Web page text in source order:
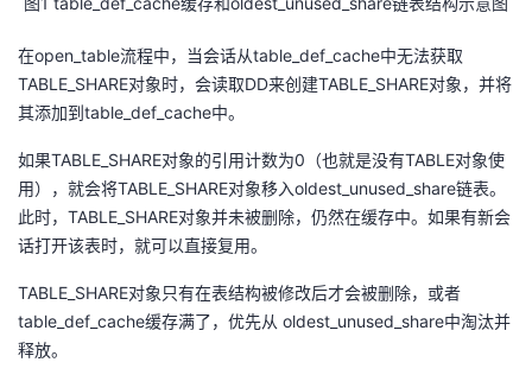
在open_table流程中，当会话从table_def_cache中无法获取
TABLE_SHARE对象时，会读取DD来创建TABLE_SHARE对象，并将
其添加到table_def_cache中。
如果TABLE_SHARE对象的引用计数为0（也就是没有TABLE对象使
用），就会将TABLE_SHARE对象移入oldest_unused_share链表。
此时，TABLE_SHARE对象并未被删除，仍然在缓存中。如果有新会
话打开该表时，就可以直接复用。
TABLE_SHARE对象只有在表结构被修改后才会被删除，或者
table_def_cache缓存满了，优先从 oldest_unused_share中淘汰并
释放。